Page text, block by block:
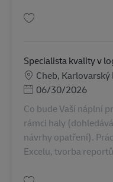
Specialista kvality v
Lokation
Cheb, Karlovarský
Posted Date
06/30/2026
Co bude Vaší náplní
rámci haly
návrhy opatření).
Excelu, tvorba